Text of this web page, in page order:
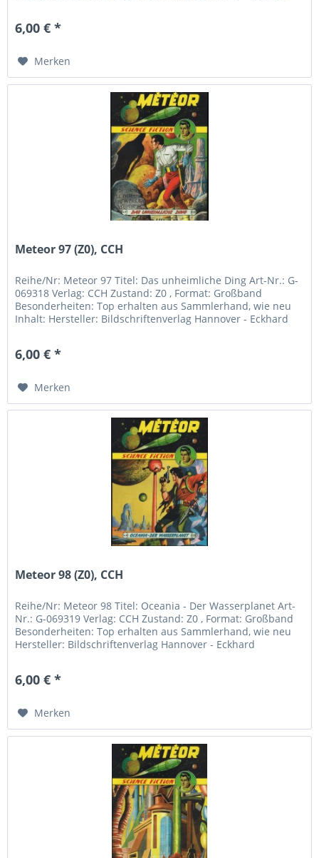
6,00 € *
Merken
Meteor 97 (Z0), CCH
Reihe/Nr: Meteor 97 Titel: Das unheimliche Ding Art-Nr.: G-
069318 Verlag: CCH Zustand: Z0 , Format: Großband
Besonderheiten: Top erhalten aus Sammlerhand, wie neu
Inhalt: Hersteller: Bildschriftenverlag Hannover - Eckhard
6,00 € *
Merken
Meteor 98 (Z0), CCH
Reihe/Nr: Meteor 98 Titel: Oceania - Der Wasserplanet Art-
Nr.: G-069319 Verlag: CCH Zustand: Z0 , Format: Großband
Besonderheiten: Top erhalten aus Sammlerhand, wie neu
Hersteller: Bildschriftenverlag Hannover - Eckhard
6,00 € *
Merken